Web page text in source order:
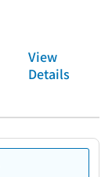
View
Details